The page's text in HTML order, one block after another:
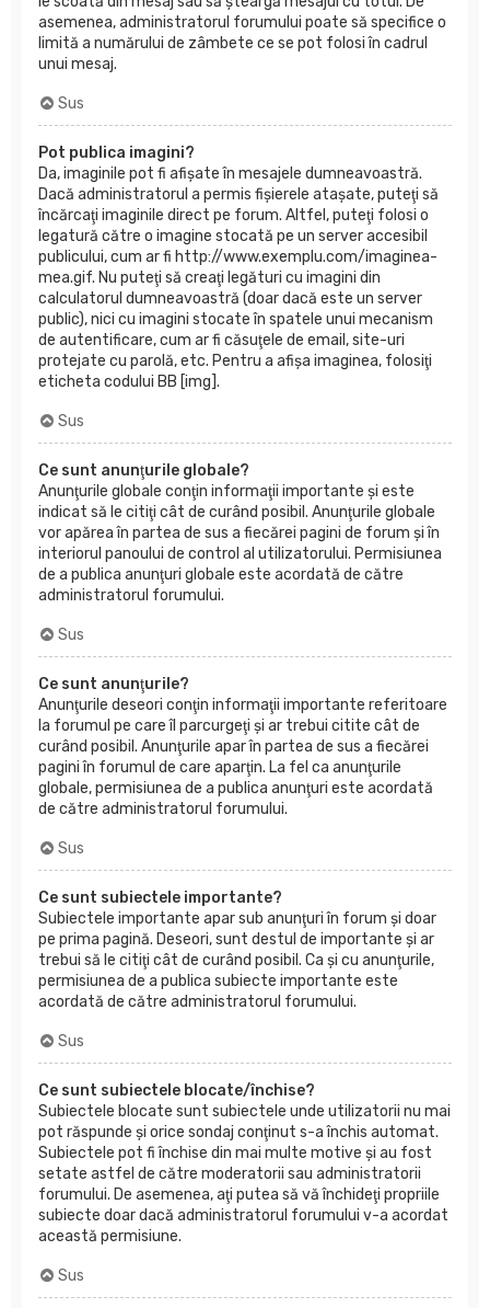
asemenea, administratorul forumului poate să specifice o
limită a numărului de zâmbete ce se pot folosi în cadrul
unui mesaj.
Sus
Pot publica imagini?
Da, imaginile pot fi afişate în mesajele dumneavoastră.
Dacă administratorul a permis fişierele ataşate, puteţi să
încărcaţi imaginile direct pe forum. Altfel, puteţi folosi o
legatură către o imagine stocată pe un server accesibil
publicului, cum ar fi http://www.exemplu.com/imaginea-
mea.gif. Nu puteţi să creaţi legături cu imagini din
calculatorul dumneavoastră (doar dacă este un server
public), nici cu imagini stocate în spatele unui mecanism
de autentificare, cum ar fi căsuţele de email, site-uri
protejate cu parolă, etc. Pentru a afişa imaginea, folosiţi
eticheta codului BB [img].
Sus
Ce sunt anunţurile globale?
Anunţurile globale conţin informaţii importante şi este
indicat să le citiţi cât de curând posibil. Anunţurile globale
vor apărea în partea de sus a fiecărei pagini de forum şi în
interiorul panoului de control al utilizatorului. Permisiunea
de a publica anunţuri globale este acordată de către
administratorul forumului.
Sus
Ce sunt anunţurile?
Anunţurile deseori conţin informaţii importante referitoare
la forumul pe care îl parcurgeţi şi ar trebui citite cât de
curând posibil. Anunţurile apar în partea de sus a fiecărei
pagini în forumul de care aparţin. La fel ca anunţurile
globale, permisiunea de a publica anunţuri este acordată
de către administratorul forumului.
Sus
Ce sunt subiectele importante?
Subiectele importante apar sub anunţuri în forum şi doar
pe prima pagină. Deseori, sunt destul de importante şi ar
trebui să le citiţi cât de curând posibil. Ca şi cu anunţurile,
permisiunea de a publica subiecte importante este
acordată de către administratorul forumului.
Sus
Ce sunt subiectele blocate/închise?
Subiectele blocate sunt subiectele unde utilizatorii nu mai
pot răspunde şi orice sondaj conţinut s-a închis automat.
Subiectele pot fi închise din mai multe motive şi au fost
setate astfel de către moderatorii sau administratorii
forumului. De asemenea, aţi putea să vă închideţi propriile
subiecte doar dacă administratorul forumului v-a acordat
această permisiune.
Sus